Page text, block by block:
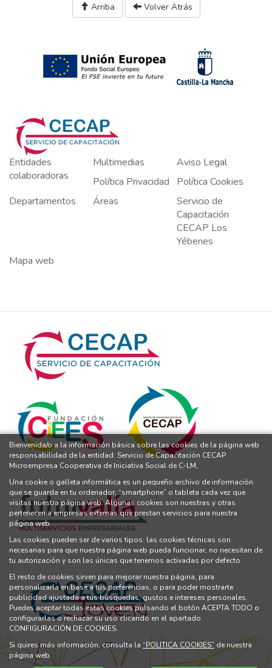
Arriba Volver Atrás
Entidades
colaboradoras
Multimedias
Aviso Legal
Política Privacidad
Política Cookies
Departamentos
Áreas
Servicio de
Capacitación
CECAP Los
Yébenes
Mapa web
Bienvenida/o a la información básica sobre las cookies de la página web
responsabilidad de la entidad: Servicio de Capacitación CECAP
Microempresa Cooperativa de Iniciativa Social de C-LM,
Una cookie o galleta informática es un pequeño archivo de información
que se guarda en tu ordenador, “smartphone” o tableta cada vez que
visitas nuestra página web. Algunas cookies son nuestras y otras
pertenecen a empresas externas que prestan servicios para nuestra
página web.
Las cookies pueden ser de varios tipos: las cookies técnicas son
necesarias para que nuestra página web pueda funcionar, no necesitan de
tu autorización y son las únicas que tenemos activadas por defecto.
El resto de cookies sirven para mejorar nuestra página, para
personalizarla en base a tus preferencias, o para poder mostrarte
publicidad ajustada a tus búsquedas, gustos e intereses personales.
Puedes aceptar todas estas cookies pulsando el botón ACEPTA TODO o
configurarlas o rechazar su uso clicando en el apartado
CONFIGURACIÓN DE COOKIES.
Si quires más información, consulta la “POLITICA COOKIES” de nuestra
página web.